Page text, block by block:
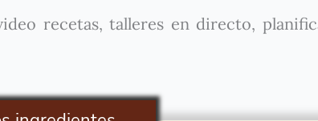
recetas, talleres en directo,